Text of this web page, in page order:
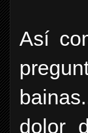
Así
dolor